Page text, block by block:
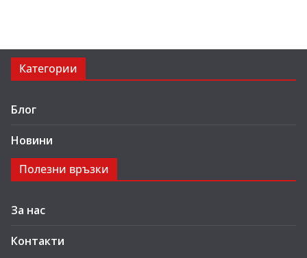
Категории
Блог
Новини
Полезни връзки
За нас
Контакти